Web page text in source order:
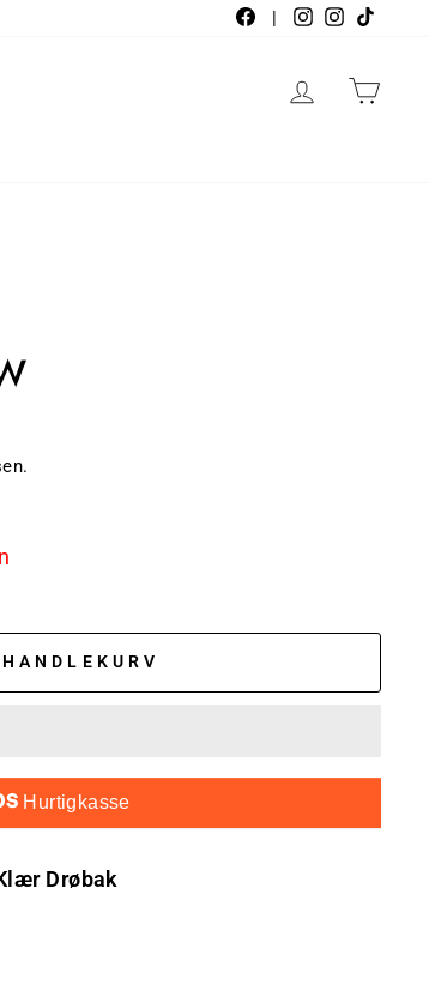
Facebook
| Instagram
LOGG INN
Hurtigkasse
Drøbak